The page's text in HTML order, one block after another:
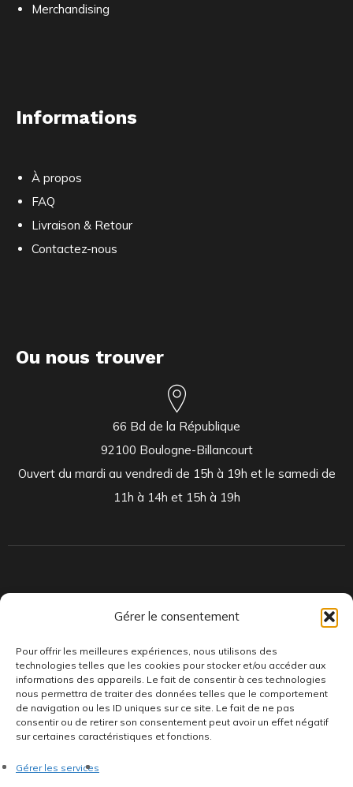
Gérer le consentement
Pour offrir les meilleures expériences, nous utilisons des
technologies telles que les cookies pour stocker et/ou accéder aux
informations des appareils. Le fait de consentir à ces technologies
nous permettra de traiter des données telles que le comportement
de navigation ou les ID uniques sur ce site. Le fait de ne pas
consentir ou de retirer son consentement peut avoir un effet négatif
sur certaines caractéristiques et fonctions.
Gérer les services
Merchandising
Informations
À propos
FAQ
Livraison & Retour
Contactez-nous
Ou nous trouver
66 Bd de la République
92100 Boulogne-Billancourt
Ouvert du mardi au vendredi de 15h à 19h et le samedi de
11h à 14h et 15h à 19h
toujours des pépites musicales, dont des vinyles rares et exclusifs.
confidentialité